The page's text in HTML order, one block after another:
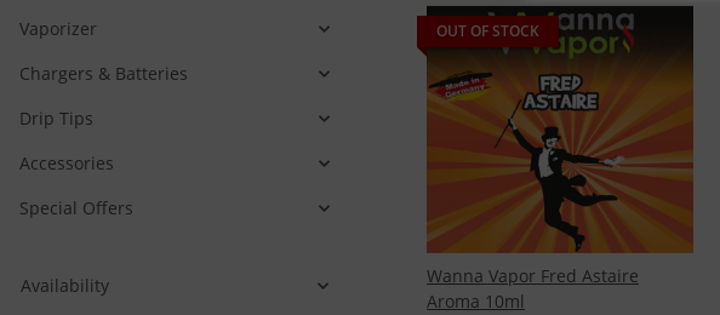
OUT OF STOCK
Wanna Vapor Fred Astaire
Aroma 10ml
Vaporizer
Chargers & Batteries
Drip Tips
Accessories
Special Offers
Availability